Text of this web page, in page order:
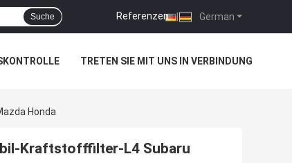
German
Referenzen |
Suche
TRETEN SIE MIT UNS IN VERBINDUNG
Honda
Kraftstofffilter-L4 Subaru